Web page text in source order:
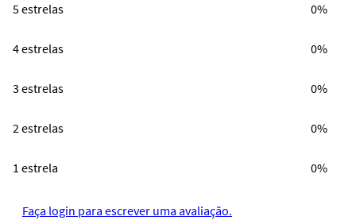
5 estrelas 0%
4 estrelas 0%
3 estrelas 0%
2 estrelas 0%
1 estrela 0%
Faça login para escrever uma avaliação.